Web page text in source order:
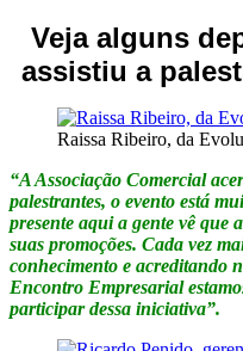
Veja alguns
assistiu a
Raissa Ribeiro, da
“A Associação Comercial
palestrantes, o evento está
presente aqui a gente vê que
suas promoções. Cada vez
conhecimento e acreditando
Encontro Empresarial
participar dessa iniciativa”.